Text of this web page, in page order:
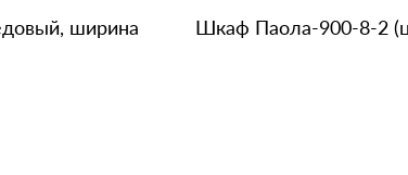
ширина
Шкаф Паола‑900‑8‑2